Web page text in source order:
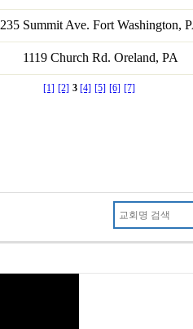
235 Summit Ave. Fort Washington,
1119 Church Rd. Oreland, PA
[1] [2] 3 [4] [5] [6] [7]